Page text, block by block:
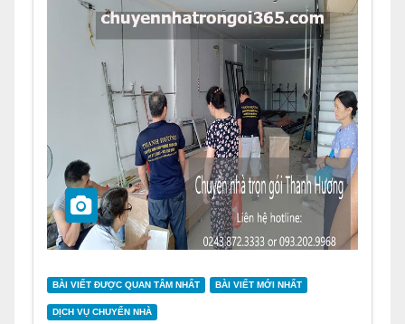
BÀI VIẾT ĐƯỢC QUAN TÂM NHẤT BÀI VIẾT MỚI NHẤT
DỊCH VỤ CHUYỂN NHÀ